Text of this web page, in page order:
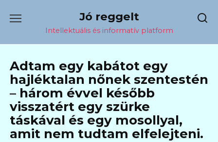
содержанию
Jó reggelt
Intellektuális és informatív platform
Adtam egy kabátot egy
hajléktalan nőnek szentestén
– három évvel később
visszatért egy szürke
táskával és egy mosollyal,
amit nem tudtam elfelejteni.